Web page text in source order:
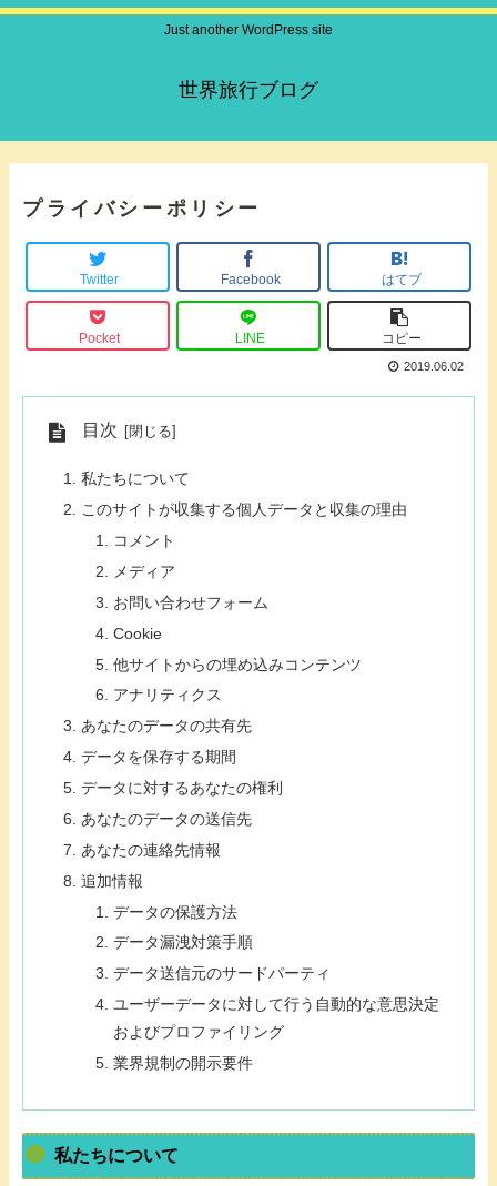
Just another WordPress site
世界旅行ブログ
プライバシーポリシー
Twitter Facebook はてブ
Pocket LINE コピー
2019.06.02
目次
私たちについて
このサイトが収集する個人データと収集の理由
コメント
メディア
お問い合わせフォーム
Cookie
他サイトからの埋め込みコンテンツ
アナリティクス
あなたのデータの共有先
データを保存する期間
データに対するあなたの権利
あなたのデータの送信先
あなたの連絡先情報
追加情報
データの保護方法
データ漏洩対策手順
データ送信元のサードパーティ
ユーザーデータに対して行う自動的な意思決定
およびプロファイリング
業界規制の開示要件
私たちについて